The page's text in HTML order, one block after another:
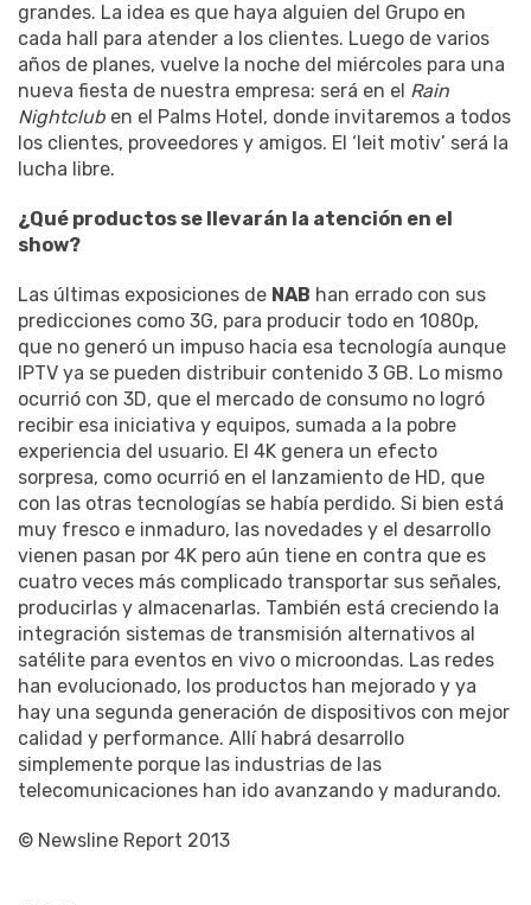
grandes. La idea es que haya alguien del Grupo en
cada hall para atender a los clientes. Luego de varios
años de planes, vuelve la noche del miércoles para una
nueva fiesta de nuestra empresa: será en el Rain
Nightclub en el Palms Hotel, donde invitaremos a todos
los clientes, proveedores y amigos. El ‘leit motiv’ será la
lucha libre.
¿Qué productos se llevarán la atención en el
show?
Las últimas exposiciones de NAB han errado con sus
predicciones como 3G, para producir todo en 1080p,
que no generó un impuso hacia esa tecnología aunque
IPTV ya se pueden distribuir contenido 3 GB. Lo mismo
ocurrió con 3D, que el mercado de consumo no logró
recibir esa iniciativa y equipos, sumada a la pobre
experiencia del usuario. El 4K genera un efecto
sorpresa, como ocurrió en el lanzamiento de HD, que
con las otras tecnologías se había perdido. Si bien está
muy fresco e inmaduro, las novedades y el desarrollo
vienen pasan por 4K pero aún tiene en contra que es
cuatro veces más complicado transportar sus señales,
producirlas y almacenarlas. También está creciendo la
integración sistemas de transmisión alternativos al
satélite para eventos en vivo o microondas. Las redes
han evolucionado, los productos han mejorado y ya
hay una segunda generación de dispositivos con mejor
calidad y performance. Allí habrá desarrollo
simplemente porque las industrias de las
telecomunicaciones han ido avanzando y madurando.
© Newsline Report 2013